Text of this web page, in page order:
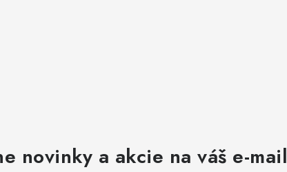
novinky a akcie na váš e-mail